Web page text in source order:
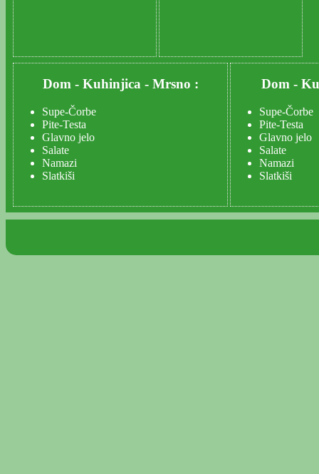
Dom - Kuhinjica - Mrsno :
Supe-Čorbe
Pite-Testa
Glavno jelo
Salate
Namazi
Slatkiši
Dom -
Supe-Čorbe
Pite-Testa
Glavno jelo
Salate
Namazi
Slatkiši